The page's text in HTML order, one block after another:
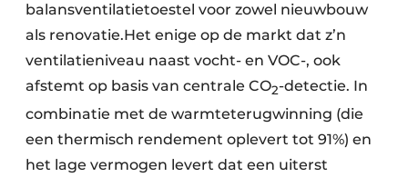
balansventilatietoestel voor zowel nieuwbouw
als renovatie.Het enige op de markt dat z’n
ventilatieniveau naast vocht- en VOC-, ook
afstemt op basis van centrale CO2-detectie. In
combinatie met de warmteterugwinning (die
een thermisch rendement oplevert tot 91%) en
het lage vermogen levert dat een uiterst